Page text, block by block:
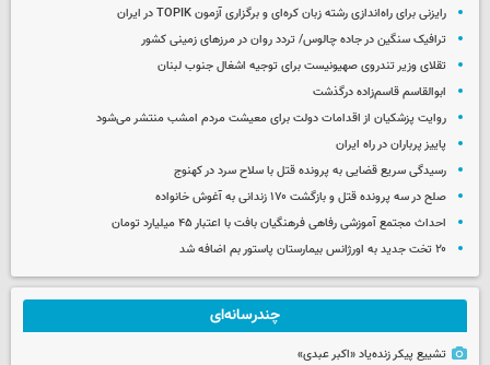
رایزنی برای راه‌اندازی رشته زبان کره‌ای و برگزاری آزمون TOPIK در ایران
ترافیک سنگین در جاده چالوس/ تردد روان در مرزهای زمینی کشور
تقلای وزیر تندروی صهیونیست برای توجیه اشغال جنوب لبنان
ابوالقاسم قاسم‌زاده درگذشت
روایت پزشکیان از اقدامات دولت برای معیشت مردم امشب منتشر می‌شود
پاییز پرباران در راه ایران
رسیدگی سریع قضایی به پرونده قتل با سلاح سرد در کهنوج
صلح در سه پرونده قتل و بازگشت ۱۷۰ زندانی به آغوش خانواده
احداث مجتمع آموزشی رفاهی فرهنگیان بافت با اعتبار ۴۵ میلیارد تومان
۲۰ تخت جدید به اورژانس بیمارستان پاستور بم اضافه شد
چندرسانه‌ای
تشییع پیکر زنده‌یاد «اکبر عبدی»